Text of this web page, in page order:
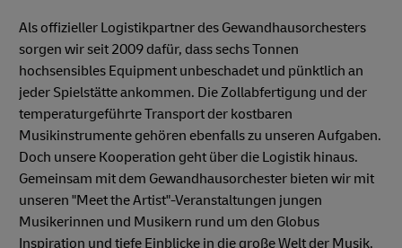
Als offizieller Logistikpartner des Gewandhausorchesters
sorgen wir seit 2009 dafür, dass sechs Tonnen
hochsensibles Equipment unbeschadet und pünktlich an
jeder Spielstätte ankommen. Die Zollabfertigung und der
temperaturgeführte Transport der kostbaren
Musikinstrumente gehören ebenfalls zu unseren Aufgaben.
Doch unsere Kooperation geht über die Logistik hinaus.
Gemeinsam mit dem Gewandhausorchester bieten wir mit
unseren "Meet the Artist"-Veranstaltungen jungen
Musikerinnen und Musikern rund um den Globus
Inspiration und tiefe Einblicke in die große Welt der Musik.